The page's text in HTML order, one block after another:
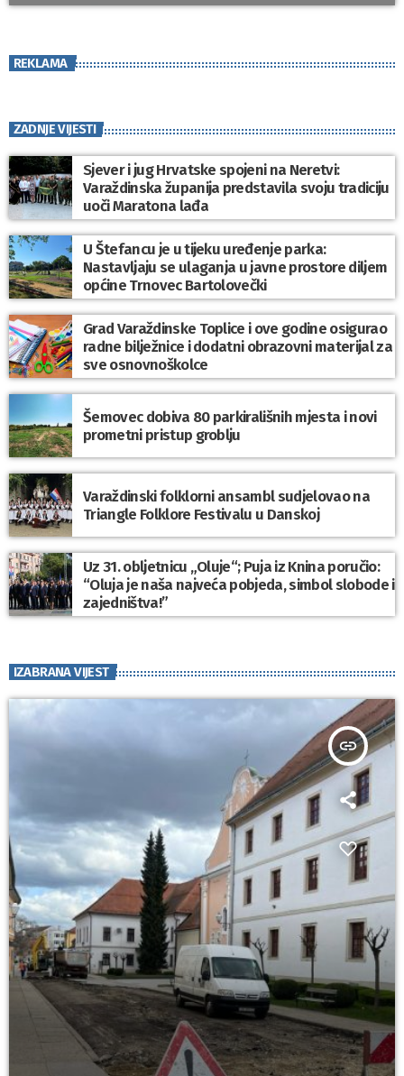
REKLAMA
ZADNJE VIJESTI
Sjever i jug Hrvatske spojeni na Neretvi:
Varaždinska županija predstavila svoju tradiciju
uoči Maratona lađa
U Štefancu je u tijeku uređenje parka:
Nastavljaju se ulaganja u javne prostore diljem
općine Trnovec Bartolovečki
Grad Varaždinske Toplice i ove godine osigurao
radne bilježnice i dodatni obrazovni materijal za
sve osnovnoškolce
Šemovec dobiva 80 parkirališnih mjesta i novi
prometni pristup groblju
Varaždinski folklorni ansambl sudjelovao na
Triangle Folklore Festivalu u Danskoj
Uz 31. obljetnicu „Oluje“; Puja iz Knina poručio:
“Oluja je naša najveća pobjeda, simbol slobode i
zajedništva!”
IZABRANA VIJEST
insert_link